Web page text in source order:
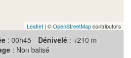
Leaflet | ©OpenStreetMapcontributors
: 00h45 Dénivelé : +210 m
: Non balisé